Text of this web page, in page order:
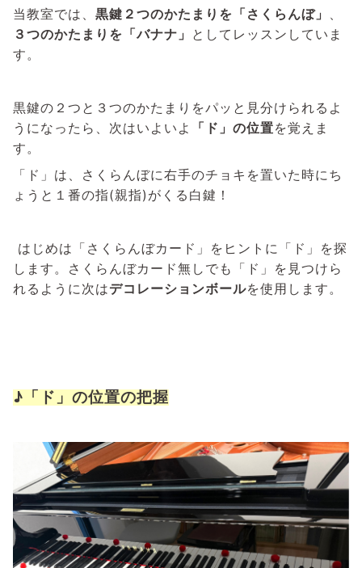
当教室では、 黒鍵２つのかたまりを「さくらんぼ」
３つのかたまりを「バナナ」 としてレッスンしていま
す。
黒鍵の２つと３つのかたまりをパッと見分けられるよ
うになったら、次はいよいよ
「ド」の位置を覚えま
す。
「ド」は、さくらんぼに右手のチョキを置いた時にち
ょうと１番の指(親指)がくる白鍵！
はじめは「さくらんぼカード」をヒントに「ド」を探
します。さくらんぼカード無しでも「ド」を見つけら
れるように次はデコレーションボールを使用します。
♪「ド」の位置の把握